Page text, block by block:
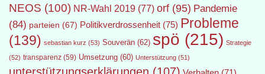
NEOS (100) NR-Wahl 2019 (77) orf (95) Pandemie
(84) parteien (67) Politikverdrossenheit (75) Probleme
(139) sebastian kurz (53) Souverän (62) spö (215) Strategie
(52) transparenz (59) Umsetzung (60) Unterstützung (51)